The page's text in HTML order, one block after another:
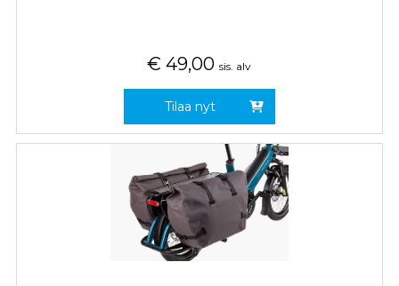
€ 49,00 sis. alv
Tilaa nyt